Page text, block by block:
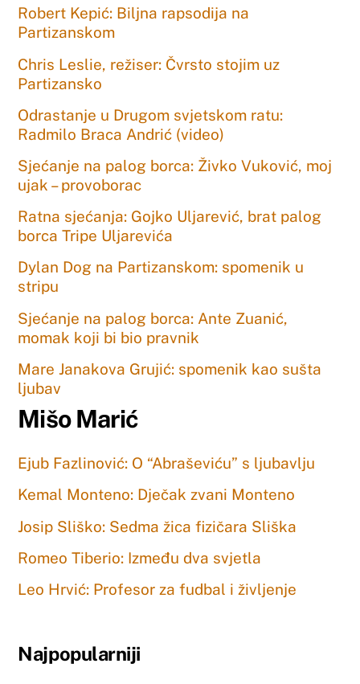
Robert Kepić: Biljna rapsodija na
Partizanskom
Chris Leslie, režiser: Čvrsto stojim uz
Partizansko
Odrastanje u Drugom svjetskom ratu:
Radmilo Braca Andrić (video)
Sjećanje na palog borca: Živko Vuković, moj
ujak – provoborac
Ratna sjećanja: Gojko Uljarević, brat palog
borca Tripe Uljarevića
Dylan Dog na Partizanskom: spomenik u
stripu
Sjećanje na palog borca: Ante Zuanić,
momak koji bi bio pravnik
Mare Janakova Grujić: spomenik kao sušta
ljubav
Mišo Marić
Ejub Fazlinović: O “Abraševiću” s ljubavlju
Kemal Monteno: Dječak zvani Monteno
Josip Sliško: Sedma žica fizičara Sliška
Romeo Tiberio: Između dva svjetla
Leo Hrvić: Profesor za fudbal i življenje
Najpopularniji